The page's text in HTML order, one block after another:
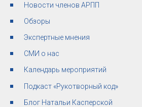
Новости членов АРПП
Обзоры
Экспертные мнения
СМИ о нас
Календарь мероприятий
Подкаст «Рукотворный код»
Блог Натальи Касперской